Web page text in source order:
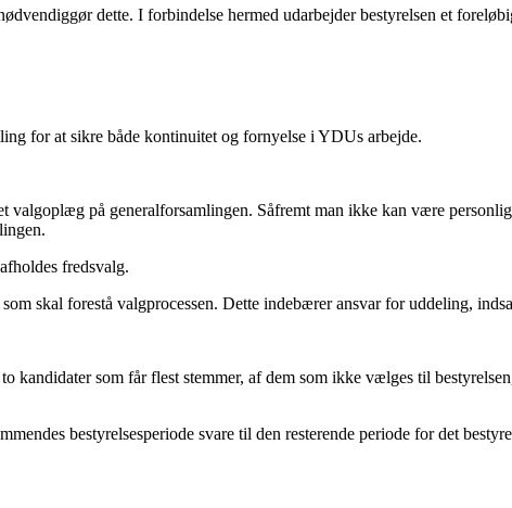
dette. I forbindelse hermed udarbejder bestyrelsen et
for at sikre både kontinuitet og fornyelse i YDUs arbejde.
på generalforsamlingen. Såfremt man ikke kan være
fredsvalg.
skal forestå valgprocessen. Dette indebærer ansvar for uddeling,
kandidater som får flest stemmer, af dem som ikke vælges til
bestyrelsesperiode svare til den resterende periode for det